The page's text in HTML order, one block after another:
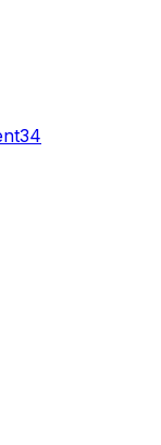
34